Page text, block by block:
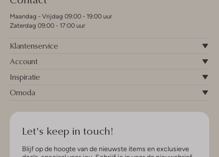
Maandag - Vrijdag 09:00 - 19:00 uur
Zaterdag 09:00 - 17:00 uur
Klantenservice
Account
Inspiratie
Omoda
Let's keep in touch!
Blijf op de hoogte van de nieuwste items en exclusieve